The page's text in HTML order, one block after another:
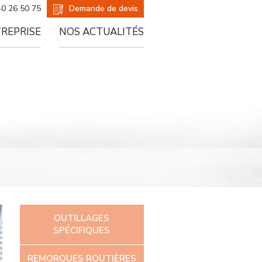
26 50 75 Demande de devis
NOS ACTUALITÉS
OUTILLAGES
SPÉCIFIQUES
REMORQUES ROUTIÈRES